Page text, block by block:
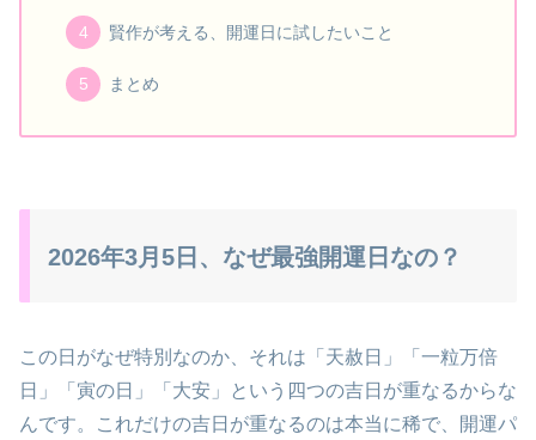
賢作が考える、開運日に試したいこと
まとめ
2026年3月5日、なぜ最強開運日なの？
この日がなぜ特別なのか、それは「天赦日」「一粒万倍
日」「寅の日」「大安」という四つの吉日が重なるからな
んです。これだけの吉日が重なるのは本当に稀で、開運パ